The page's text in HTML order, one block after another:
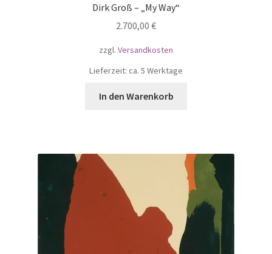
Dirk Groß – „My Way“
2.700,00 €
zzgl. Versandkosten
Lieferzeit: ca. 5 Werktage
In den Warenkorb